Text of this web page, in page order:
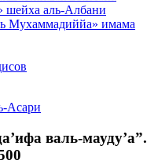
шейха аль-Албани
Мухаммадиййа» имама
Асари
валь-мауду’а”.